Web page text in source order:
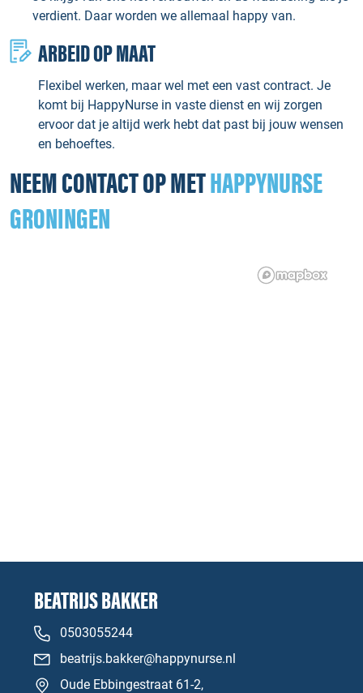
verdient. Daar worden we allemaal happy van.
ARBEID OP MAAT
Flexibel werken, maar wel met een vast contract. Je
komt bij HappyNurse in vaste dienst en wij zorgen
ervoor dat je altijd werk hebt dat past bij jouw wensen
en behoeftes.
NEEM CONTACT OP METHAPPYNURSE
GRONINGEN
BEATRIJS BAKKER
0503055244
beatrijs.bakker@happynurse.nl
Oude Ebbingestraat 61-2,